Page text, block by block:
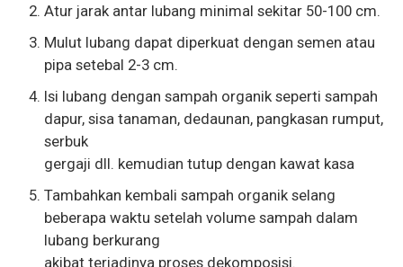
Atur jarak antar lubang minimal sekitar 50-100 cm.
Mulut lubang dapat diperkuat dengan semen atau
pipa setebal 2-3 cm.
Isi lubang dengan sampah organik seperti sampah
dapur, sisa tanaman, dedaunan, pangkasan rumput,
serbuk
gergaji dll. kemudian tutup dengan kawat kasa
Tambahkan kembali sampah organik selang
beberapa waktu setelah volume sampah dalam
lubang berkurang
akibat terjadinya proses dekomposisi.